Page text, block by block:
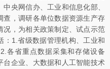
央网信办、工业和信息化部、
查，调研各单位数据资源生产存
况，为相关政策制定、试点示范
：1.省级数据管理机构、工业和
各省重点数据采集和存储设备
台企业、大数据和人工智能技术